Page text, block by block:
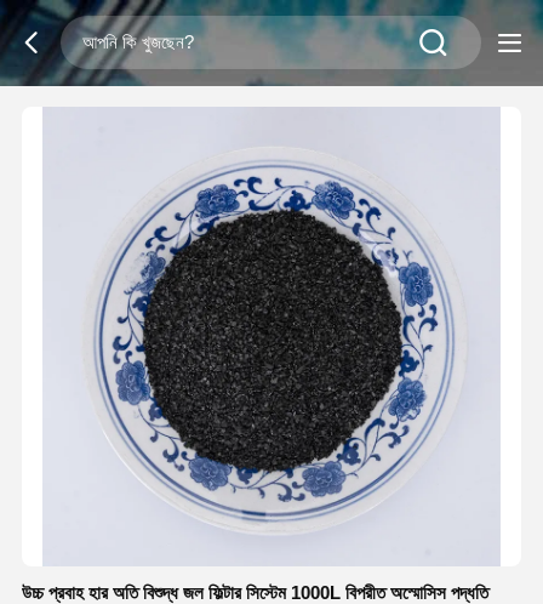
উচ্চ প্রবাহ হার অতি বিশুদ্ধ জল ফিল্টার সিস্টেম 1000L বিপরীত অস্মোসিস পদ্ধতি